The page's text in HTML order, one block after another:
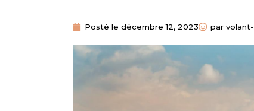
Posté le décembre 12, 2023 par